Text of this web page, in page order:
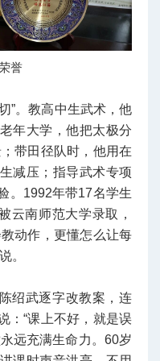
誉
”。教高中生武术，他
年大学，他把太极分
；带田径队时，他用在
减压；指导武术专项
。1992年带17名学生
云南师范大学录取，
动作，更懂怎么让每
。
绍武逐字改教案，连
：“课上不好，就是误
远充满生命力。60岁